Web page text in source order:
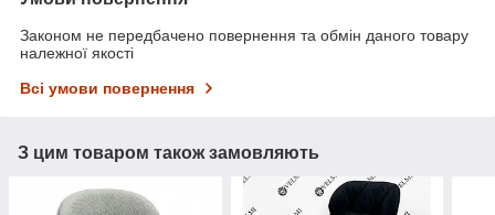
Законом не передбачено повернення та обмін даного товару
належної якості
Всі умови повернення
З цим товаром також замовляють